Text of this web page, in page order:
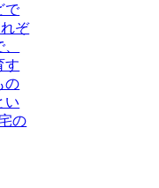
で
ぞ
す
の
い
の